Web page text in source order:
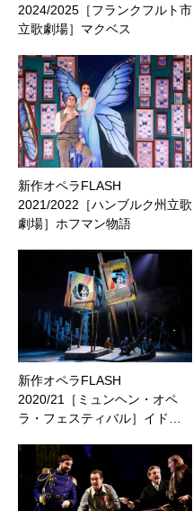
2024/2025［フランクフルト市
立歌劇場］マクベス
新作オペラFLASH
2021/2022［ハンブルク州立歌
劇場］ホフマン物語
新作オペラFLASH
2020/21［ミュンヘン・オペ
ラ・フェスティバル］イド…